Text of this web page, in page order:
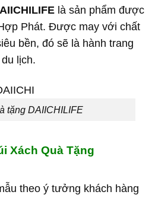
là sản phẩm được
Phát. Được may với chất
bền, đó sẽ là hành trang
lịch.
tặng DAIICHILIFE
Xách Quà Tặng
theo ý tưởng khách hàng